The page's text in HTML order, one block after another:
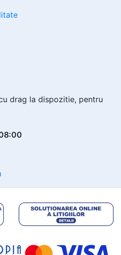
drag la dispozitie, pentru